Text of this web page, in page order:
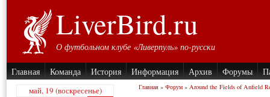
LiverBird.ru
О футбольном клубе «Ливерпуль» по-русски
Главная Команда История Информация Архив Форумы
май, 19 (воскресенье) Главная » Форум » Around the Fields of Anfield